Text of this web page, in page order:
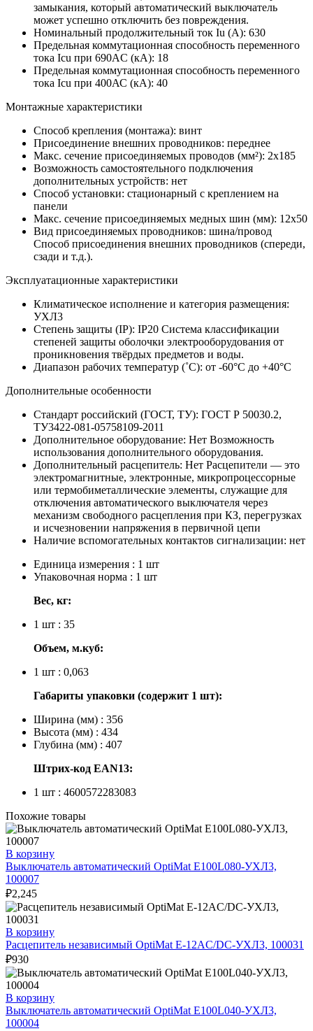
замыкания, который автоматический выключатель
может успешно отключить без повреждения.
Номинальный продолжительный ток Iu (А): 630
Предельная коммутационная способность переменного
тока Icu при 690AC (кА): 18
Предельная коммутационная способность переменного
тока Icu при 400АС (кА): 40
Монтажные характеристики
Способ крепления (монтажа): винт
Присоединение внешних проводников: переднее
Макс. сечение присоединяемых проводов (мм²): 2х185
Возможность самостоятельного подключения
дополнительных устройств: нет
Способ установки: стационарный с креплением на
панели
Макс. сечение присоединяемых медных шин (мм): 12х50
Вид присоединяемых проводников: шина/провод
Способ присоединения внешних проводников (спереди,
сзади и т.д.).
Эксплуатационные характеристики
Климатическое исполнение и категория размещения:
УХЛ3
Степень защиты (IP): IP20 Система классификации
степеней защиты оболочки электрооборудования от
проникновения твёрдых предметов и воды.
Диапазон рабочих температур (˚С): от -60°С до +40°С
Дополнительные особенности
Стандарт российский (ГОСТ, ТУ): ГОСТ Р 50030.2,
ТУ3422-081-05758109-2011
Дополнительное оборудование: Нет Возможность
использования дополнительного оборудования.
Дополнительный расцепитель: Нет Расцепители — это
электромагнитные, электронные, микропроцессорные
или термобиметаллические элементы, служащие для
отключения автоматического выключателя через
механизм свободного расцепления при КЗ, перегрузках
и исчезновении напряжения в первичной цепи
Наличие вспомогательных контактов сигнализации: нет
Единица измерения : 1 шт
Упаковочная норма : 1 шт
Вес, кг:
1 шт : 35
Объем, м.куб:
1 шт : 0,063
Габариты упаковки (содержит 1 шт):
Ширина (мм) : 356
Высота (мм) : 434
Глубина (мм) : 407
Штрих-код EAN13:
1 шт : 4600572283083
Похожие товары
В корзину
Выключатель автоматический OptiMat E100L080-УХЛ3,
100007
₽2,245
В корзину
Расцепитель независимый OptiMat E-12AC/DC-УХЛ3, 100031
₽930
В корзину
Выключатель автоматический OptiMat E100L040-УХЛ3,
100004